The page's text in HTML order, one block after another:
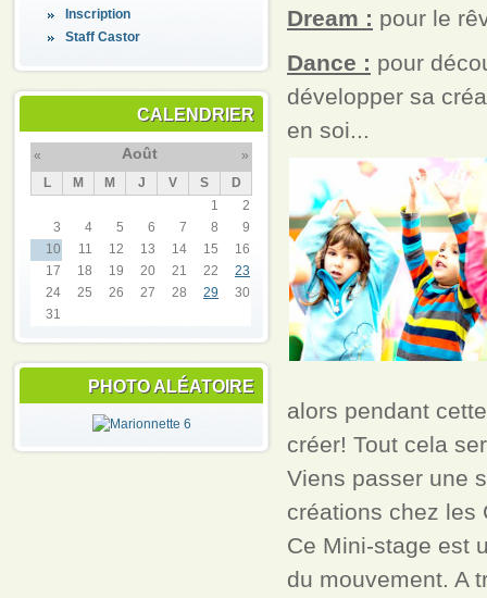
Inscription
Staff Castor
CALENDRIER
« Août
»
L
M M J V S
D
1
2
3
4 5 6 7 8
9
10
11 12 13 14 15
16
17
18 19 20 21 22
23
24
25 26 27 28 29
30
31
PHOTO ALÉATOIRE
Dream : pour le
Dance : pour
développer sa
en soi...
alors pendant
créer! Tout cela
Viens passer une
créations chez les
Ce Mini-stage est
du mouvement. A